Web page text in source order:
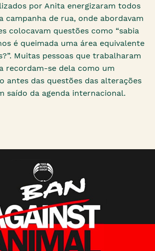
por Anita energizaram todos
campanha de rua, onde abordavam
colocavam questões como “sabia
é queimada uma área equivalente
Muitas pessoas que trabalharam
recordam-se dela como um
antes das questões das alterações
saído da agenda internacional.